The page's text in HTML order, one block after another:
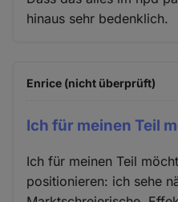
hinaus sehr bedenklich.
Enrice (nicht überprüft)
Ich für meinen Teil
Ich für meinen Teil
positionieren: ich sehe